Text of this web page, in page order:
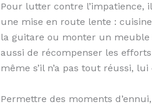
Pour lutter contre l’impatience,
une mise en route lente :
la guitare ou monter un meuble
aussi de récompenser les
même s’il n’a pas tout réussi,
Permettre des moments